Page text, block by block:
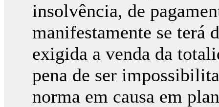
insolvência, de
manifestamente se terá
exigida a venda da
pena de ser
norma em causa em